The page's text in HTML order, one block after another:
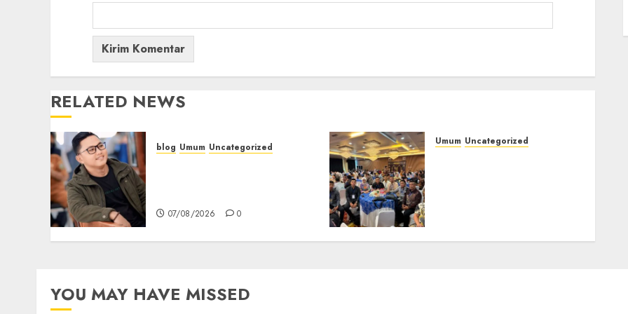
RELATED NEWS
blog Umum Uncategorized
07/08/2026 0
Umum Uncategorized
YOU MAY HAVE MISSED